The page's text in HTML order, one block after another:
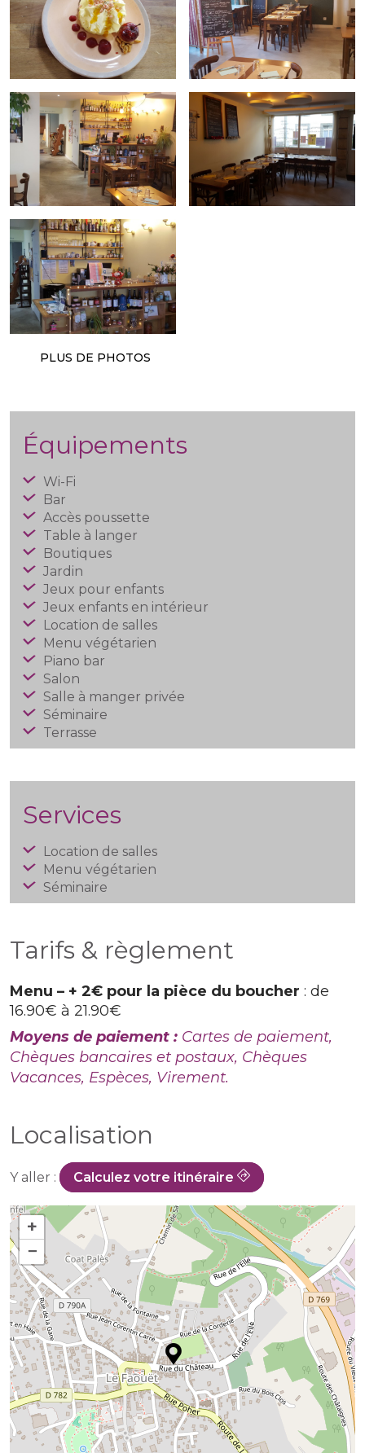
PLUS DE PHOTOS
Équipements
Wi-Fi
Bar
Accès poussette
Table à langer
Boutiques
Jardin
Jeux pour enfants
Jeux enfants en intérieur
Location de salles
Menu végétarien
Piano bar
Salon
Salle à manger privée
Séminaire
Terrasse
Services
Location de salles
Menu végétarien
Séminaire
Tarifs & règlement
Menu – + 2€ pour la pièce du boucher : de
16.90€ à 21.90€
Moyens de paiement : Cartes de paiement,
Chèques bancaires et postaux, Chèques
Vacances, Espèces, Virement.
Localisation
Y aller : Calculez votre itinéraire
+
−